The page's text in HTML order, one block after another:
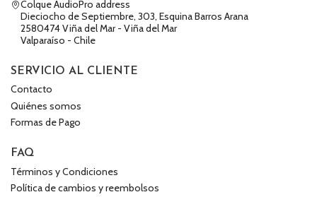
Colque AudioPro address
Dieciocho de Septiembre, 303, Esquina Barros Arana
2580474 Viña del Mar - Viña del Mar
Valparaíso - Chile
SERVICIO AL CLIENTE
Contacto
Quiénes somos
Formas de Pago
FAQ
Términos y Condiciones
Política de cambios y reembolsos